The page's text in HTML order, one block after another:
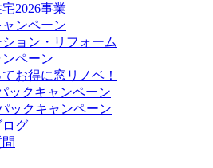
2026事業
ンペーン
ョン・リフォーム
ペーン
お得に窓リノベ！
ックキャンペーン
ックキャンペーン
ログ